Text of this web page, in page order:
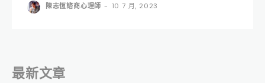
陳志恆諮商心理師 - 10 7 月, 2023
最新文章